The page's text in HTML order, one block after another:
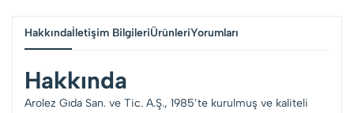
Hakkındaİletişim BilgileriÜrünleriYorumları
Hakkında
Arolez Gıda San. ve Tic. A.Ş., 1985’te kurulmuş ve kaliteli